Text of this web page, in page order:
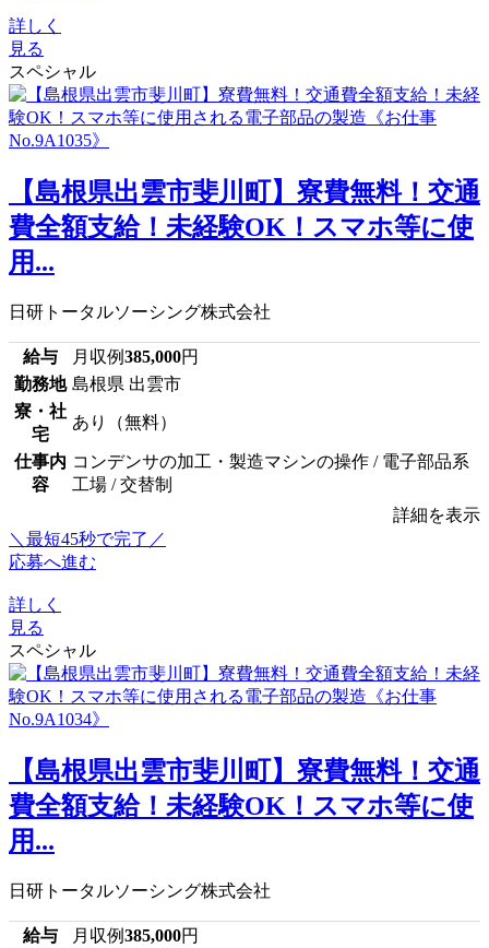
詳しく
見る
スペシャル
【島根県出雲市斐川町】寮費無料！交通
費全額支給！未経験OK！スマホ等に使
用...
日研トータルソーシング株式会社
給与 月収例385,000円
勤務地 島根県 出雲市
寮・社
宅
あり（無料）
仕事内
容
コンデンサの加工・製造マシンの操作 / 電子部品系
工場 / 交替制
詳細を表示
＼最短45秒で完了／
応募へ進む
詳しく
見る
スペシャル
【島根県出雲市斐川町】寮費無料！交通
費全額支給！未経験OK！スマホ等に使
用...
日研トータルソーシング株式会社
給与 月収例385,000円